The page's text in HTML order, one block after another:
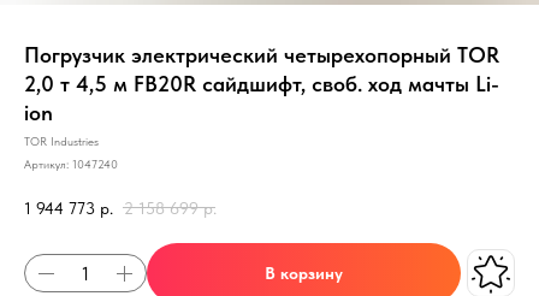
Погрузчик электрический четырехопорный TOR
2,0 т 4,5 м FB20R сайдшифт, своб. ход мачты Li-
ion
TOR Industries
Артикул: 1047240
1 944 773 р. 2 158 699 р.
В корзину